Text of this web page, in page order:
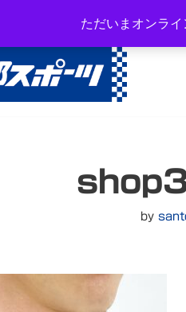
ただいまオンラ
岐阜県高山市西之一色町
by